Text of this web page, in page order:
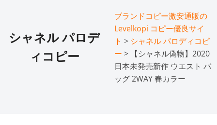
シャネル パロデ
ィコピー
ブランドコピー激安通販の
Levelkopi コピー優良サイ
ト > シャネル パロディコピ
ー > 【シャネル偽物】2020
日本未発売新作 ウエスト バ
ッグ 2WAY 春カラー